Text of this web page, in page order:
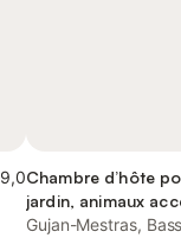
9,0Chambre d’hôte
jardin, animaux
Gujan-Mestras,